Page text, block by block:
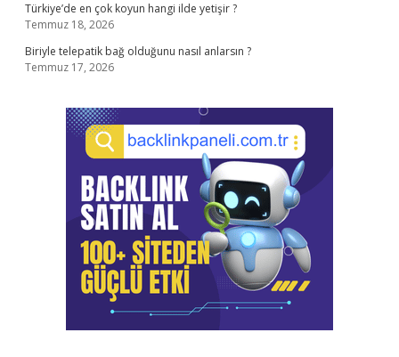
Türkiye’de en çok koyun hangi ilde yetişir ?
Temmuz 18, 2026
Biriyle telepatik bağ olduğunu nasıl anlarsın ?
Temmuz 17, 2026